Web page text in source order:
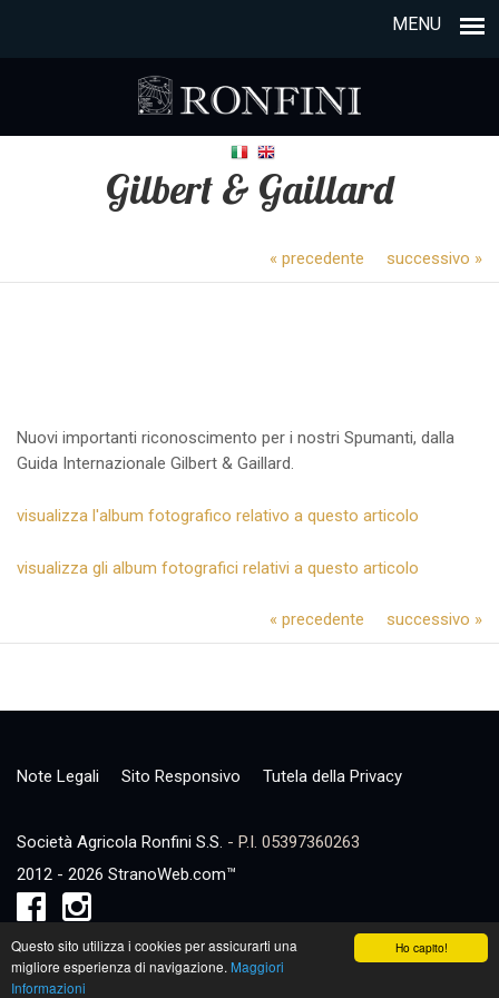
Ho capito!
Questo sito utilizza i cookies per assicurarti una
migliore esperienza di navigazione. Maggiori
Informazioni
MENU
Gilbert & Gaillard
« precedente successivo »
Nuovi importanti riconoscimento per i nostri Spumanti, dalla
Guida Internazionale Gilbert & Gaillard.
visualizza l'album fotografico relativo a questo articolo
visualizza gli album fotografici relativi a questo articolo
« precedente successivo »
Note Legali Sito Responsivo Tutela della Privacy
Società Agricola Ronfini S.S. - P.I. 05397360263
2012 - 2026 StranoWeb.com™